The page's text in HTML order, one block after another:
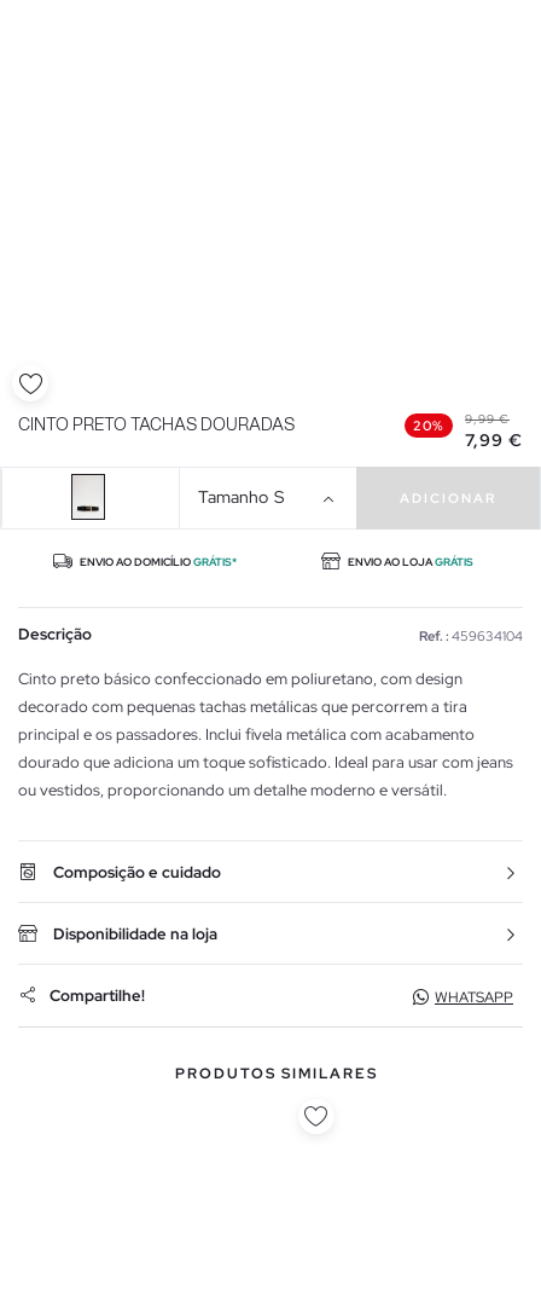
CINTO PRETO TACHAS DOURADAS 20% 9,99 €
7,99 €
Tamanho S ADICIONAR
ENVIO AO DOMICÍLIOGRÁTIS* ENVIO AO LOJAGRÁTIS
Descrição Ref. : 459634104
Cinto preto básico confeccionado em poliuretano, com design
decorado com pequenas tachas metálicas que percorrem a tira
principal e os passadores. Inclui fivela metálica com acabamento
dourado que adiciona um toque sofisticado. Ideal para usar com jeans
ou vestidos, proporcionando um detalhe moderno e versátil.
Composição e cuidado
Disponibilidade na loja
Compartilhe! WHATSAPP
PRODUTOS SIMILARES